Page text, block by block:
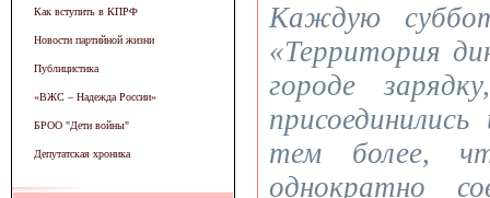
Как вступить в КПРФ
Новости партийной жизни
Публицистика
«ВЖC – Надежда России»
БРОО "Дети войны"
Депутатская хроника
Каждую
«Территория
городе
тем более,
однократно